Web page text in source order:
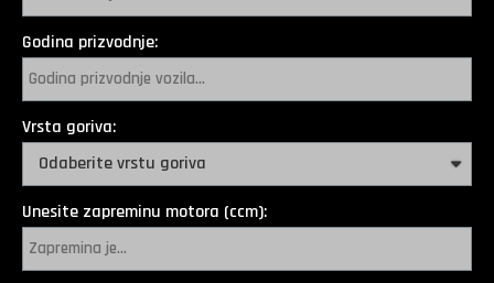
Godina prizvodnje:
Vrsta goriva:
Unesite zapreminu motora (ccm):